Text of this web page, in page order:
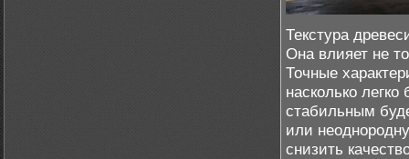
Текстура
Она влияет не
Точные
насколько
стабильным
или
снизить